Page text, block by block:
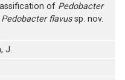
of Pedobacter
Pedobacter flavussp. nov.
J.